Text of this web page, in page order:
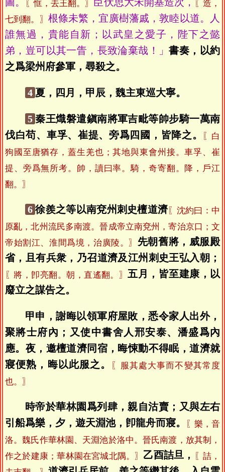
〖恇，去王翻。〗
〖造，
七到翻。〗 根條未繁，宜廣樹藩戚，敦睦以道。人
誰無過，貴能自新；以武皇之愛子，陛下之懿
弟，豈可以其一眚，長致淪棄哉！」書奏，以約
之爲梁州府參軍，尋殺之。
4 夏，四月，甲辰，魏主東巡大寧。
5 秦王熾磐遣鎭南將軍吉毗等帥步騎一萬南
伐白苟、車孚、崔提、旁爲四國，皆降之。
〖白
狗國至唐猶存，蓋生羌也；其地與東會州接。車孚、崔
提、旁爲無所考。帥，讀曰率。騎，奇寄翻。降，戶江
翻。〗
6 徐羨之等以南兗州刺史檀道濟〖沈約曰：中
原亂，北州流民多南渡。晉成帝立南兗州，寄治京口；文
帝始割江、淮間爲境，治廣陵。〗 先朝舊將，威服殿
省，且有兵衆，乃召道濟及江州刺史王弘入朝；
〖將，卽亮翻。朝，直遙翻。〗五月，皆至建康，以
廢立之謀告之。
甲申，謝晦以領軍府屋敗，悉令家人出外，
聚將士府內；又使中書舍人邢安泰、潘盛爲內
應。夜，邀檀道濟同宿，晦悚動不得眠，道濟就
寢便熟，晦以此服之。
〖服其處大事而不變其常度
也。〗
時帝於華林園爲列肆，親自沽賣；又與左右
引船爲樂，夕，遊天淵池，卽龍舟而寢。
〖樂，音
洛。魏氏作華林園、天淵池於洛中。晉氏南渡，放其制，
作之於建康；華林園在宮城北隅。〗 乙酉詰旦，
〖詰，